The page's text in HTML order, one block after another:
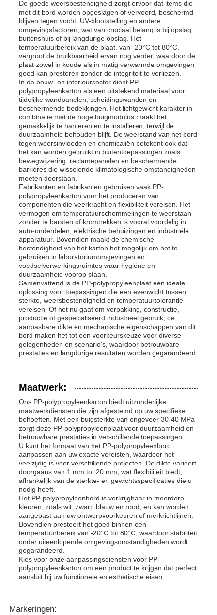
De goede weersbestendigheid zorgt ervoor dat items die
met dit bord worden opgeslagen of vervoerd, beschermd
blijven tegen vocht, UV-blootstelling en andere
omgevingsfactoren, wat van cruciaal belang is bij opslag
buitenshuis of bij langdurige opslag. Het
temperatuurbereik van de plaat, van -20°C tot 80°C,
vergroot de bruikbaarheid ervan nog verder, waardoor de
plaat zowel in koude als in matig verwarmde omgevingen
goed kan presteren zonder de integriteit te verliezen.
In de bouw- en interieursector dient PP-
polypropyleenkarton als een uitstekend materiaal voor
tijdelijke wandpanelen, scheidingswanden en
beschermende bedekkingen. Het lichtgewicht karakter in
combinatie met de hoge buigmodulus maakt het
gemakkelijk te hanteren en te installeren, terwijl de
duurzaamheid behouden blijft. De weerstand van het bord
tegen weersinvloeden en chemicaliën betekent ook dat
het kan worden gebruikt in buitentoepassingen zoals
bewegwijzering, reclamepanelen en beschermende
barrières die wisselende klimatologische omstandigheden
moeten doorstaan.
Fabrikanten en fabrikanten gebruiken vaak PP-
polypropyleenkarton voor het produceren van
componenten die veerkracht en flexibiliteit vereisen. Het
vermogen om temperatuurschommelingen te weerstaan ​​
zonder te barsten of kromtrekken is vooral voordelig in
auto-onderdelen, elektrische behuizingen en industriële
apparatuur. Bovendien maakt de chemische
bestendigheid van het karton het mogelijk om het te
gebruiken in laboratoriumomgevingen en
voedselverwerkingsruimtes waar hygiëne en
duurzaamheid voorop staan.
Samenvattend is de PP-polypropyleenplaat een ideale
oplossing voor toepassingen die een evenwicht tussen
sterkte, weersbestendigheid en temperatuurtolerantie
vereisen. Of het nu gaat om verpakking, constructie,
productie of gespecialiseerd industrieel gebruik, de
aanpasbare dikte en mechanische eigenschappen van dit
bord maken het tot een voorkeurskeuze voor diverse
gelegenheden en scenario's, waardoor betrouwbare
prestaties en langdurige resultaten worden gegarandeerd.
Maatwerk:
Ons PP-polypropyleenkarton biedt uitzonderlijke
maatwerkdiensten die zijn afgestemd op uw specifieke
behoeften. Met een buigsterkte van ongeveer 30-40 MPa
zorgt deze PP-polypropyleenplaat voor duurzaamheid en
betrouwbare prestaties in verschillende toepassingen.
U kunt het formaat van het PP-polypropyleenbord
aanpassen aan uw exacte vereisten, waardoor het
veelzijdig is voor verschillende projecten. De dikte varieert
doorgaans van 1 mm tot 20 mm, wat flexibiliteit biedt,
afhankelijk van de sterkte- en gewichtsspecificaties die u
nodig heeft.
Het PP-polypropyleenbord is verkrijgbaar in meerdere
kleuren, zoals wit, zwart, blauw en rood, en kan worden
aangepast aan uw ontwerpvoorkeuren of merkrichtlijnen.
Bovendien presteert het goed binnen een
temperatuurbereik van -20°C tot 80°C, waardoor stabiliteit
onder uiteenlopende omgevingsomstandigheden wordt
gegarandeerd.
Kies voor onze aanpassingsdiensten voor PP-
polypropyleenkarton om een ​​product te krijgen dat perfect
aansluit bij uw functionele en esthetische eisen.
Markeringen: